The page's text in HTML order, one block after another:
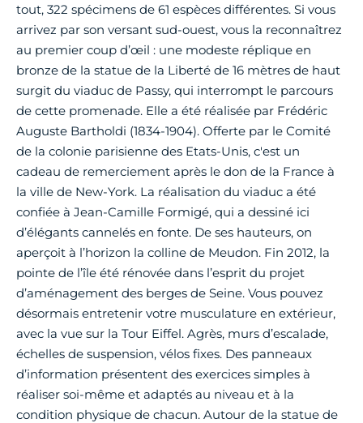
tout, 322 spécimens de 61 espèces différentes. Si vous
arrivez par son versant sud-ouest, vous la reconnaîtrez
au premier coup d’œil : une modeste réplique en
bronze de la statue de la Liberté de 16 mètres de haut
surgit du viaduc de Passy, qui interrompt le parcours
de cette promenade. Elle a été réalisée par Frédéric
Auguste Bartholdi (1834-1904). Offerte par le Comité
de la colonie parisienne des Etats-Unis, c'est un
cadeau de remerciement après le don de la France à
la ville de New-York. La réalisation du viaduc a été
confiée à Jean-Camille Formigé, qui a dessiné ici
d’élégants cannelés en fonte. De ses hauteurs, on
aperçoit à l’horizon la colline de Meudon. Fin 2012, la
pointe de l’île été rénovée dans l’esprit du projet
d’aménagement des berges de Seine. Vous pouvez
désormais entretenir votre musculature en extérieur,
avec la vue sur la Tour Eiffel. Agrès, murs d’escalade,
échelles de suspension, vélos fixes. Des panneaux
d’information présentent des exercices simples à
réaliser soi-même et adaptés au niveau et à la
condition physique de chacun. Autour de la statue de